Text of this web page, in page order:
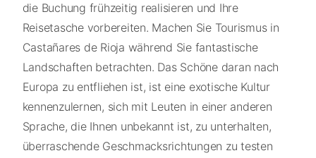
die Buchung frühzeitig realisieren und Ihre
Reisetasche vorbereiten. Machen Sie Tourismus in
Castañares de Rioja während Sie fantastische
Landschaften betrachten. Das Schöne daran nach
Europa zu entfliehen ist, ist eine exotische Kultur
kennenzulernen, sich mit Leuten in einer anderen
Sprache, die Ihnen unbekannt ist, zu unterhalten,
überraschende Geschmacksrichtungen zu testen